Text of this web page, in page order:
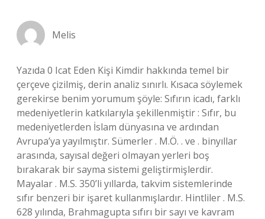
Melis
Yazıda 0 Icat Eden Kişi Kimdir hakkında temel bir
çerçeve çizilmiş, derin analiz sınırlı. Kısaca söylemek
gerekirse benim yorumum şöyle: Sıfırın icadı, farklı
medeniyetlerin katkılarıyla şekillenmiştir : Sıfır, bu
medeniyetlerden İslam dünyasına ve ardından
Avrupa’ya yayılmıştır. Sümerler . M.Ö. . ve . binyıllar
arasında, sayısal değeri olmayan yerleri boş
bırakarak bir sayma sistemi geliştirmişlerdir.
Mayalar . M.S. 350’li yıllarda, takvim sistemlerinde
sıfır benzeri bir işaret kullanmışlardır. Hintliler . M.S.
628 yılında, Brahmagupta sıfırı bir sayı ve kavram